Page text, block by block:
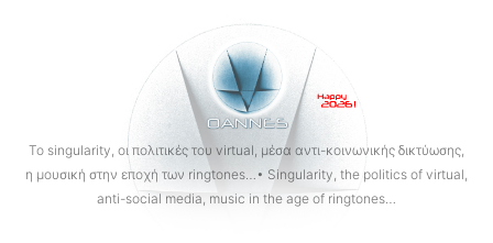
OANNES
To singularity, οι πολιτικές του virtual, μέσα αντι-κοινωνικής δικτύωσης,
η μουσική στην εποχή των ringtones…• Singularity, the politics of virtual,
anti-social media, music in the age of ringtones…